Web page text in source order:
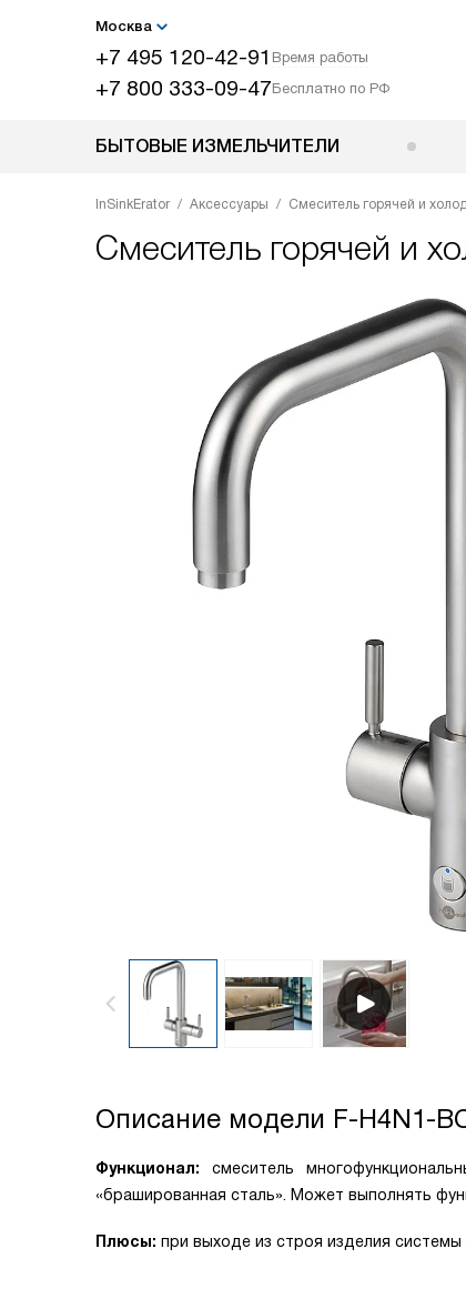
Москва
+7 495 120-42-91 Время работы
+7 800 333-09-47Бесплатно по РФ
БЫТОВЫЕ ИЗМЕЛЬЧИТЕЛИ
InSinkErator Аксессуары Смеситель горячей и
Смеситель горячей и
Описание модели F-H4N1-
Функционал: смеситель
«брашированная сталь». Может выполнять
Плюсы: при выходе из строя изделия